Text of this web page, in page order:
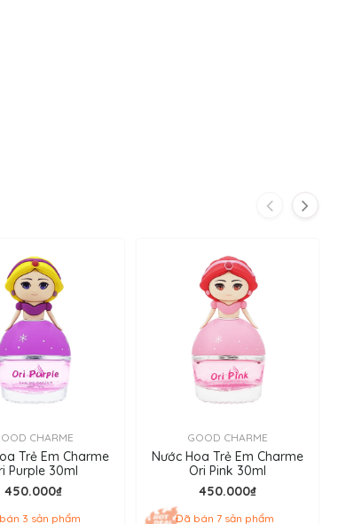
CHARME
Trẻ Em Charme
Purple 30ml
450.000₫
3 sản phẩm
GOOD CHARME
Nước Hoa Trẻ Em Charme
Ori Pink 30ml
450.000₫
Đã bán 7 sản phẩm